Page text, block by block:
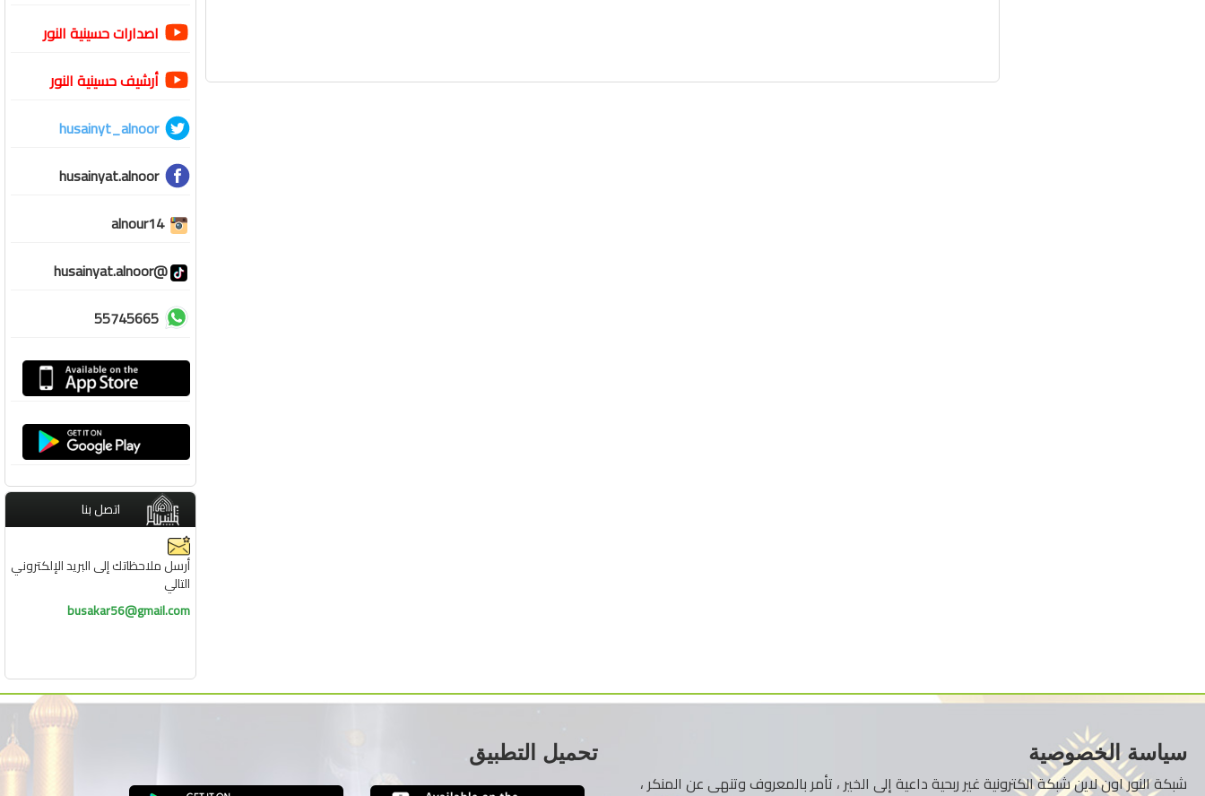
اصدارات حسينية النور
أرشيف حسينية النور
husainyt_alnoor
husainyat.alnoor
alnour14
@husainyat.alnoor
55745665
اتصل بنا
أرسل ملاحظاتك إلى البريد الإلكتروني
التالي
busakar56@gmail.com
سياسة الخصوصية
شبكة النور اون لاين شبكة الكترونية غير ربحية داعية إلى الخير ، تأمر بالمعروف وتنهى عن المنكر ،
تحميل التطبيق